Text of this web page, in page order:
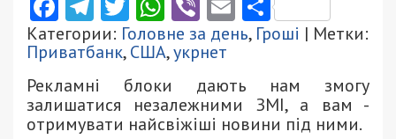
Категории: Головне за день, Гроші | Метки:
Приватбанк,США,укрнет
Рекламні блоки дають нам змогу
залишатися незалежними ЗМІ, а вам -
отримувати найсвіжіші новини під ними.